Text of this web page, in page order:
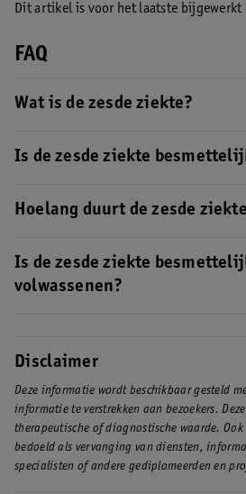
Dit artikel is voor het laatste bijgewerkt
FAQ
Wat is de zesde ziekte?
veroorzaakt door een virus. Na een
Is de zesde ziekte
speeksel.
Hoelang duurt de zesde
hoge koorts en daarna een aantal dagen
Is de zesde ziekte
volwassenen?
jaar, maar volwassen kunnen ook
gevaarlijk om de ziekte te krijgen, ook
Disclaimer
Deze informatie wordt beschikbaar gesteld
informatie te verstrekken aan bezoekers.
therapeutische of diagnostische waarde.
bedoeld als vervanging van diensten,
specialisten of andere gediplomeerden en